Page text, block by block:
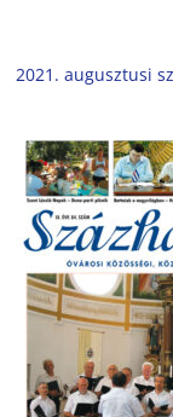
2021. augusztusi